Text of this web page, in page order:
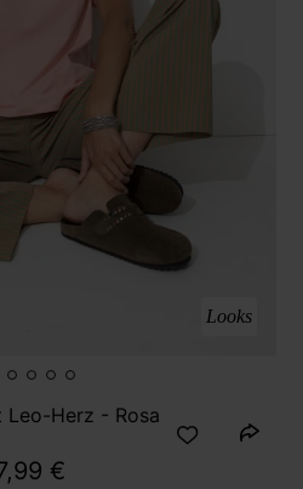
Looks
Leo-Herz - Rosa
€